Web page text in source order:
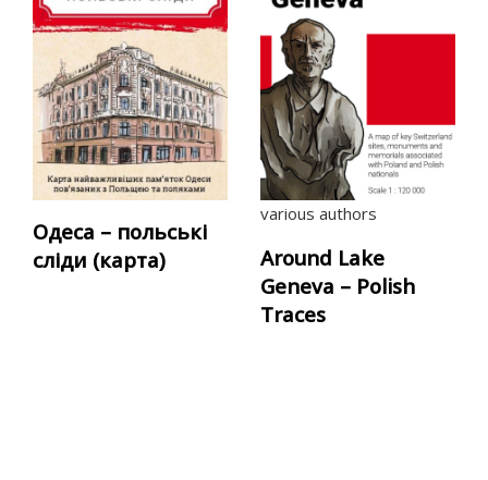
Одеса – польські
сліди (карта)
various authors
Around Lake
Geneva – Polish
Traces